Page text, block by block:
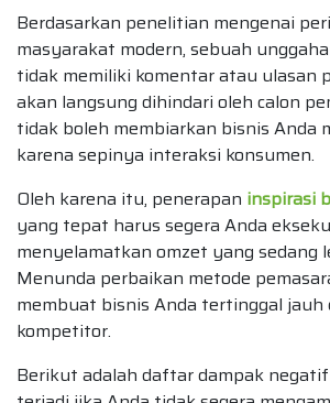
Berdasarkan penelitian mengenai
masyarakat modern, sebuah
tidak memiliki komentar atau ulasan
akan langsung dihindari oleh calon
tidak boleh membiarkan bisnis Anda
karena sepinya interaksi konsumen.
Oleh karena itu, penerapan inspirasi
yang tepat harus segera Anda
menyelamatkan omzet yang sedang
Menunda perbaikan metode
membuat bisnis Anda tertinggal jauh
kompetitor.
Berikut adalah daftar dampak